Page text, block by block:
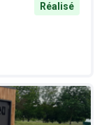
Réalisé